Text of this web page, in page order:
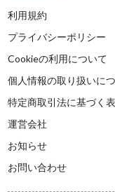
利用規約
プライバシーポリシー
Cookieの利用について
個人情報の取り扱いに
特定商取引法に基づく
運営会社
お知らせ
お問い合わせ